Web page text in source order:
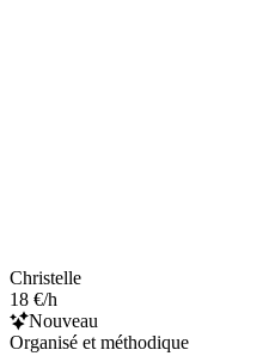
Christelle
18 €/h
Nouveau
Organisé et méthodique